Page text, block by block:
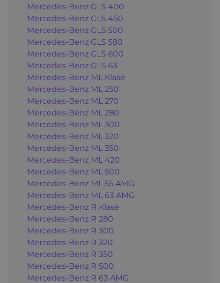
Mercedes-Benz GLS 400
Mercedes-Benz GLS 450
Mercedes-Benz GLS 500
Mercedes-Benz GLS 580
Mercedes-Benz GLS 600
Mercedes-Benz GLS 63
Mercedes-Benz ML Klasė
Mercedes-Benz ML 250
Mercedes-Benz ML 270
Mercedes-Benz ML 280
Mercedes-Benz ML 300
Mercedes-Benz ML 320
Mercedes-Benz ML 350
Mercedes-Benz ML 420
Mercedes-Benz ML 500
Mercedes-Benz ML 55 AMG
Mercedes-Benz ML 63 AMG
Mercedes-Benz R Klasė
Mercedes-Benz R 280
Mercedes-Benz R 300
Mercedes-Benz R 320
Mercedes-Benz R 350
Mercedes-Benz R 500
Mercedes-Benz R 63 AMG